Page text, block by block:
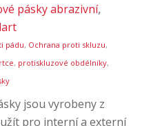
pásky abrazivní,
pádu, Ochrana proti skluzu,
, protiskluzové obdélníky,
jsou vyrobeny z
pro interní a externí